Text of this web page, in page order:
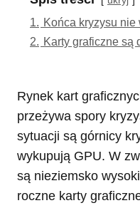
1. Końca kryzysu nie
2. Karty graficzne są
Rynek kart
przeżywa spory
sytuacji są górnicy
wykupują GPU. W
są nieziemsko
roczne karty